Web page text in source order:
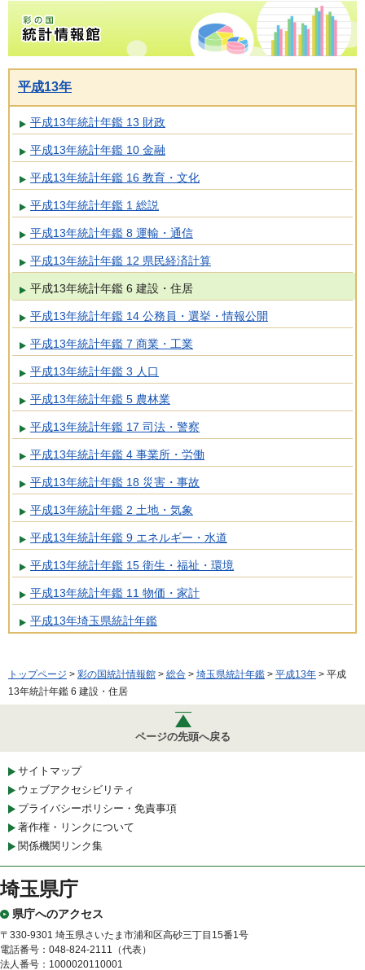
彩の国統計情報館トップページ
平成13年
平成13年統計年鑑 13 財政
平成13年統計年鑑 10 金融
平成13年統計年鑑 16 教育・文化
平成13年統計年鑑 1 総説
平成13年統計年鑑 8 運輸・通信
平成13年統計年鑑 12 県民経済計算
平成13年統計年鑑 6 建設・住居
平成13年統計年鑑 14 公務員・選挙・情報公開
平成13年統計年鑑 7 商業・工業
平成13年統計年鑑 3 人口
平成13年統計年鑑 5 農林業
平成13年統計年鑑 17 司法・警察
平成13年統計年鑑 4 事業所・労働
平成13年統計年鑑 18 災害・事故
平成13年統計年鑑 2 土地・気象
平成13年統計年鑑 9 エネルギー・水道
平成13年統計年鑑 15 衛生・福祉・環境
平成13年統計年鑑 11 物価・家計
平成13年埼玉県統計年鑑
トップページ > 彩の国統計情報館 > 総合 > 埼玉県統計年鑑 > 平成13年 > 平成
13年統計年鑑 6 建設・住居
ページの先頭へ戻る
サイトマップ
ウェブアクセシビリティ
プライバシーポリシー・免責事項
著作権・リンクについて
関係機関リンク集
埼玉県庁
県庁へのアクセス
〒330-9301 埼玉県さいたま市浦和区高砂三丁目15番1号
電話番号：048-824-2111（代表）
法人番号：1000020110001